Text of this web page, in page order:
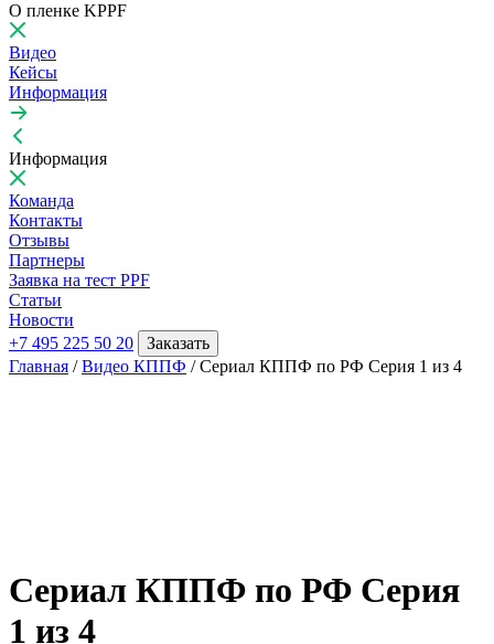
О пленке KPPF
Видео
Кейсы
Информация
Информация
Команда
Контакты
Отзывы
Партнеры
Заявка на тест PPF
Статьи
Новости
+7 495 225 50 20
Заказать
Главная / Видео КППФ / Сериал КППФ по РФ Серия 1 из 4
Сериал КППФ по РФ Серия
1 из 4